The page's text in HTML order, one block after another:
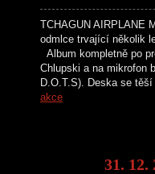
TCHAGUN AIRPLANE
odmlce trvající několik
Album kompletně po
Chlupski a na mikrofon
D.O.T.S). Deska se
akce
31. 12.